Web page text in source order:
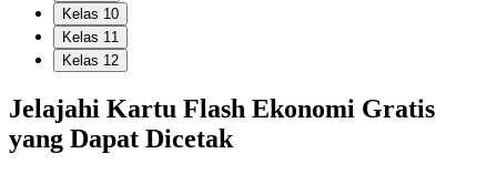
Kelas 10
Kelas 11
Kelas 12
Jelajahi Kartu Flash Ekonomi Gratis
yang Dapat Dicetak